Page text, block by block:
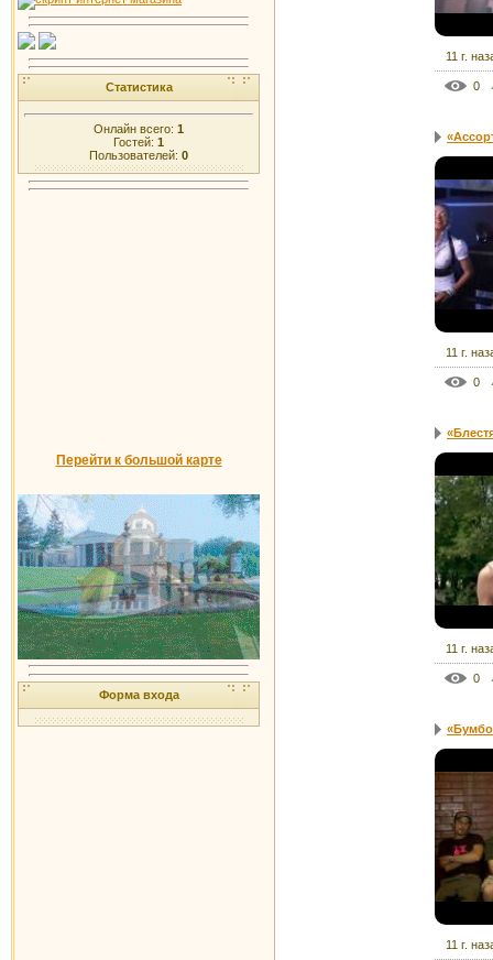
Статистика
Онлайн всего: 1
Гостей: 1
Пользователей: 0
Перейти к большой карте
Форма входа
11 г.
0
11 г.
0
11 г.
0
11 г.